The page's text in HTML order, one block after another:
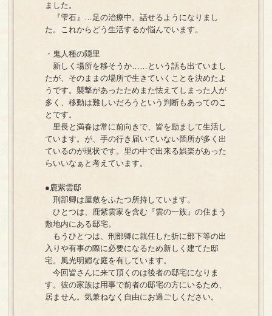
ました。
『雫石』…足の治療中。話せるようになりまし
た。これからどう生活するか悩んでいます。
・鬼人種の隠里
新しく場所を移そうか……という話も出ていまし
たが、そのままの場所で生きていくことを決めたよ
うです。襲撃があったためまた怯えてしまった人が
多く、移動は難しいだろうという判断もあってのこ
とです。
里長と満春は常に前向きで、皆を励まして生活し
ています。が、手の行き届いていない箇所が多く出
ているのが現状です。里の中で出来る娯楽があった
らいいなぁと考えています。
●鹿紫雲邸
刑部卿は屋敷をふたつ所持しています。
ひとつは、鹿紫雲家を含む『雲の一族』の住まう
敷地内にある邸宅。
もうひとつは、刑部卿に就任した折に部下等の出
入りや有事の際に必要になるため新しく建てた邸
宅。風光明媚な庭を有しています。
今回皆さんに来て頂くのは後者の邸宅になりま
す。彼の家族は用事で前者の邸宅の方にいるため、
居ません。気兼ねなく自由にお過ごしください。